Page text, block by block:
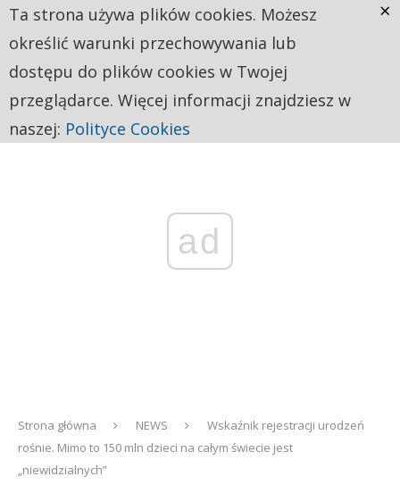
ad
Strona główna NEWS
Wskaźnik rejestracji urodzeń
rośnie. Mimo to 150 mln dzieci na całym świecie jest
„niewidzialnych”
Ta strona używa plików cookies. Możesz
określić warunki przechowywania lub
dostępu do plików cookies w Twojej
przeglądarce. Więcej informacji znajdziesz w
naszej: Polityce Cookies
×